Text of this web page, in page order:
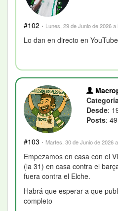
#102 · Lunes, 29 de Junio de 2026 a
Lo dan en directo en
Desde:
Posts: 49
#103 · Martes, 30 de Junio de 2026
Empezamos en casa con el
(la 31) en casa contra el
fuera contra el Elche.
Habrá que esperar a que
completo